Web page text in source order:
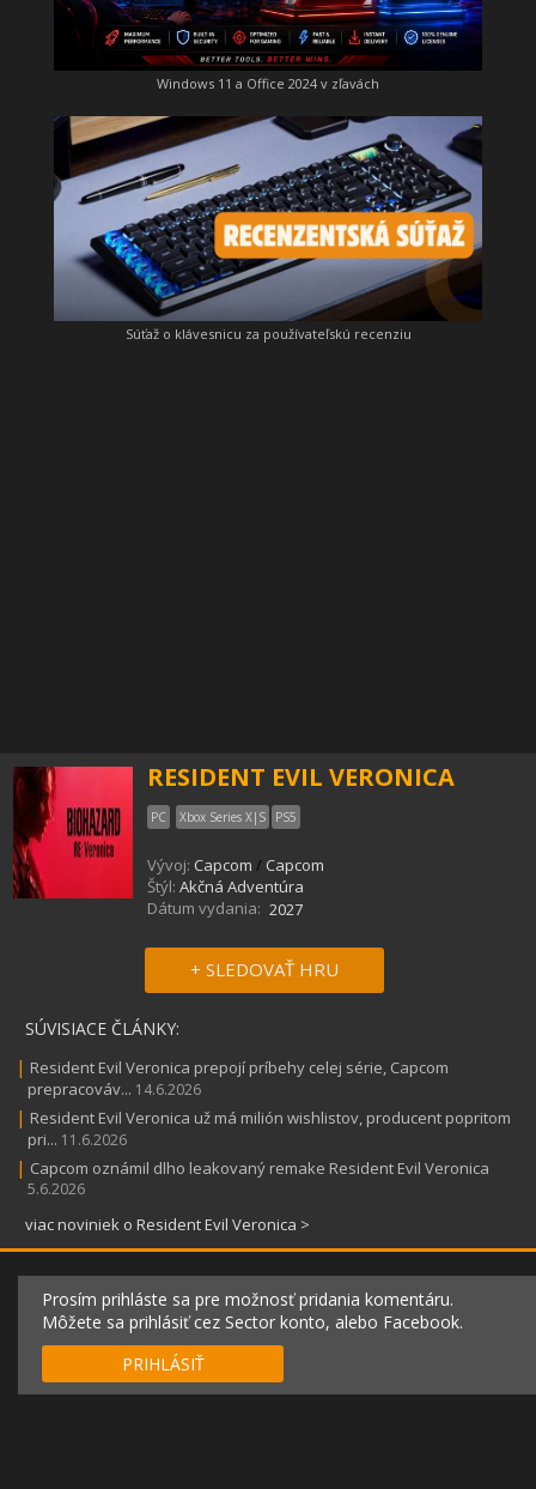
Windows 11 a Office 2024 v zľavách
Súťaž o klávesnicu za používateľskú recenziu
RESIDENT EVIL VERONICA
PC Xbox Series X|S PS5
Vývoj: Capcom / Capcom
Štýl: Akčná Adventúra
Dátum vydania: 2027
+ SLEDOVAŤ HRU
SÚVISIACE ČLÁNKY:
| Resident Evil Veronica prepojí príbehy celej série, Capcom
prepracováv... 14.6.2026
| Resident Evil Veronica už má milión wishlistov, producent popritom
pri... 11.6.2026
| Capcom oznámil dlho leakovaný remake Resident Evil Veronica
5.6.2026
viac noviniek o Resident Evil Veronica >
Prosím prihláste sa pre možnosť pridania komentáru.
Môžete sa prihlásiť cez Sector konto, alebo Facebook.
PRIHLÁSIŤ